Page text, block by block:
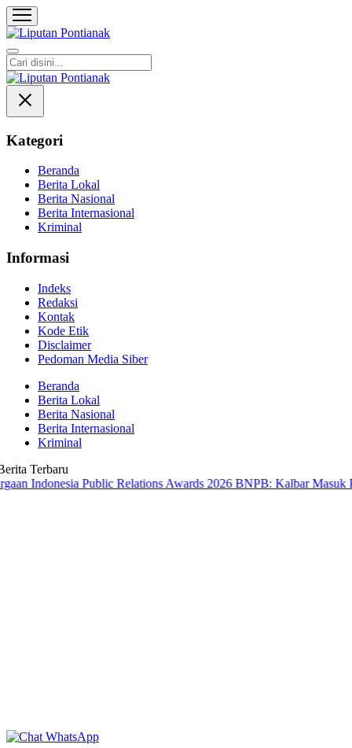
Liputan Pontianak
Berita Terkini dan TerUpdate
Kategori
Beranda
Berita Lokal
Berita Nasional
Berita Internasional
Kriminal
Informasi
Indeks
Redaksi
Kontak
Kode Etik
Disclaimer
Pedoman Media Siber
Beranda
Berita Lokal
Berita Nasional
Berita Internasional
Kriminal
Terbaru
Public Relations Awards 2026 BNPB: Kalbar Masuk Prioritas